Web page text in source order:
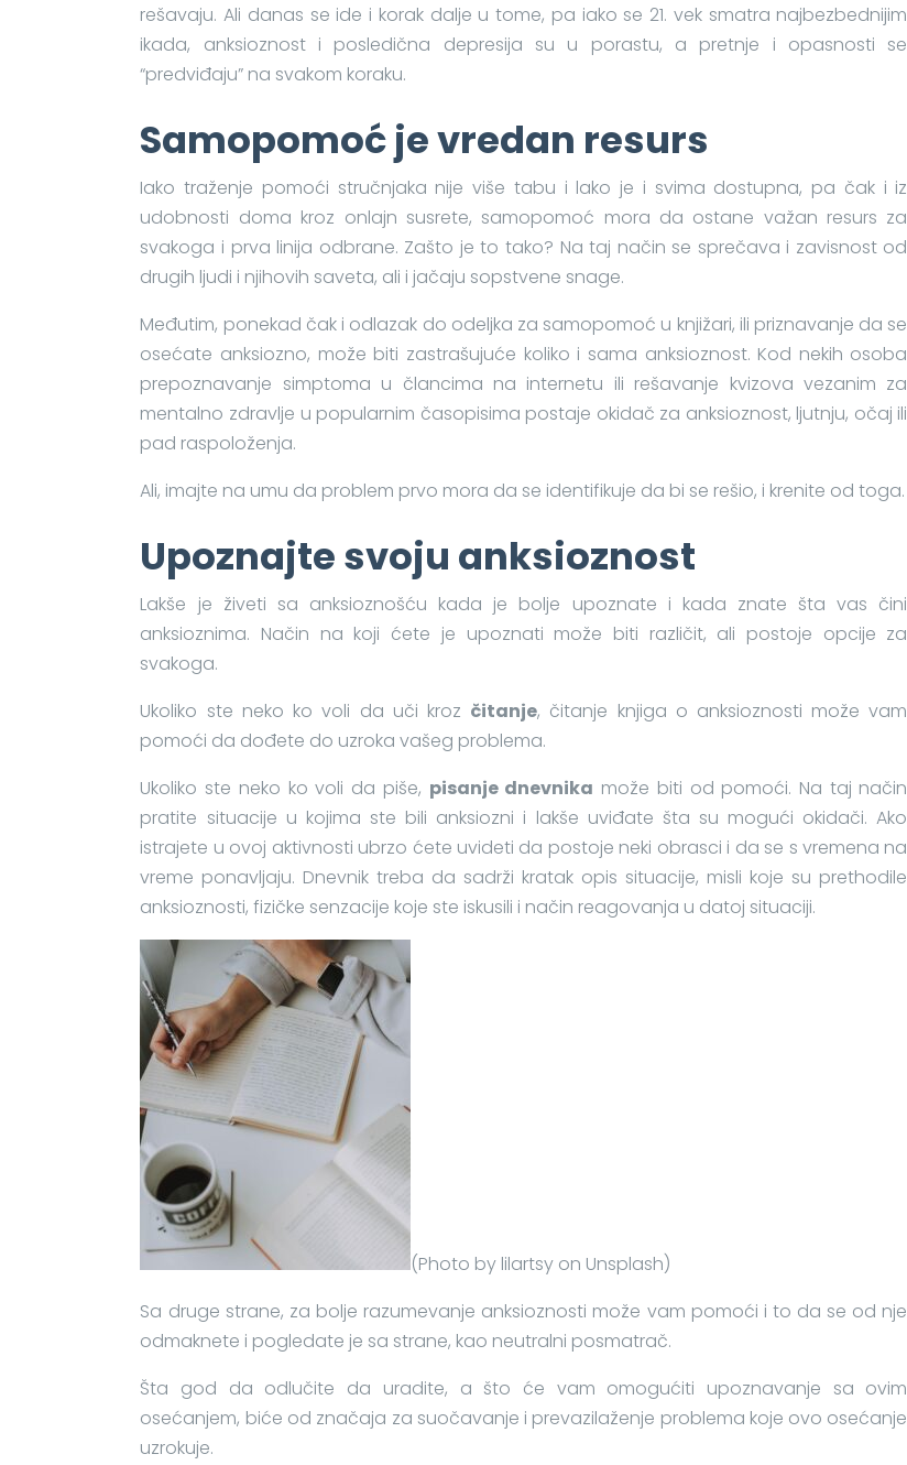
rešavaju. Ali danas se ide i korak dalje u tome, pa iako se 21. vek smatra najbezbednijim
ikada, anksioznost i posledična depresija su u porastu, a pretnje i opasnosti se
“predviđaju” na svakom koraku.
Samopomoć je vredan resurs
Iako traženje pomoći stručnjaka nije više tabu i lako je i svima dostupna, pa čak i iz
udobnosti doma kroz onlajn susrete, samopomoć mora da ostane važan resurs za
svakoga i prva linija odbrane. Zašto je to tako? Na taj način se sprečava i zavisnost od
drugih ljudi i njihovih saveta, ali i jačaju sopstvene snage.
Međutim, ponekad čak i odlazak do odeljka za samopomoć u knjižari, ili priznavanje da se
osećate anksiozno, može biti zastrašujuće koliko i sama anksioznost. Kod nekih osoba
prepoznavanje simptoma u člancima na internetu ili rešavanje kvizova vezanim za
mentalno zdravlje u popularnim časopisima postaje okidač za anksioznost, ljutnju, očaj ili
pad raspoloženja.
Ali, imajte na umu da problem prvo mora da se identifikuje da bi se rešio, i krenite od toga.
Upoznajte svoju anksioznost
Lakše je živeti sa anksioznošću kada je bolje upoznate i kada znate šta vas čini
anksioznima. Način na koji ćete je upoznati može biti različit, ali postoje opcije za
svakoga.
Ukoliko ste neko ko voli da uči kroz čitanje, čitanje knjiga o anksioznosti može vam
pomoći da dođete do uzroka vašeg problema.
Ukoliko ste neko ko voli da piše, pisanje dnevnika može biti od pomoći. Na taj način
pratite situacije u kojima ste bili anksiozni i lakše uviđate šta su mogući okidači. Ako
istrajete u ovoj aktivnosti ubrzo ćete uvideti da postoje neki obrasci i da se s vremena na
vreme ponavljaju. Dnevnik treba da sadrži kratak opis situacije, misli koje su prethodile
anksioznosti, fizičke senzacije koje ste iskusili i način reagovanja u datoj situaciji.
(Photo by lilartsy on Unsplash)
Sa druge strane, za bolje razumevanje anksioznosti može vam pomoći i to da se od nje
odmaknete i pogledate je sa strane, kao neutralni posmatrač.
Šta god da odlučite da uradite, a što će vam omogućiti upoznavanje sa ovim
osećanjem, biće od značaja za suočavanje i prevazilaženje problema koje ovo osećanje
uzrokuje.